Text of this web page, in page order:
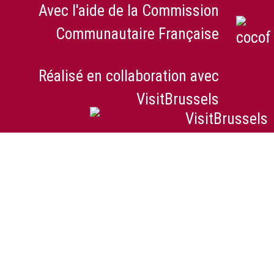
Avec l'aide de la Commission
Communautaire Française
Réalisé en collaboration avec
VisitBrussels